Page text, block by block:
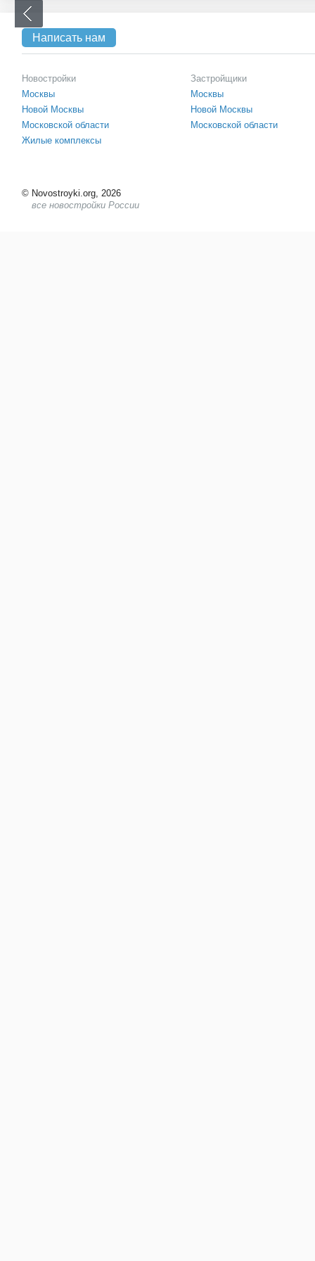
Написать нам
Новостройки
Москвы
Новой Москвы
Московской области
Жилые комплексы
Застройщики
Москвы
Новой Москвы
Московской области
© Novostroyki.org, 2026
все новостройки России